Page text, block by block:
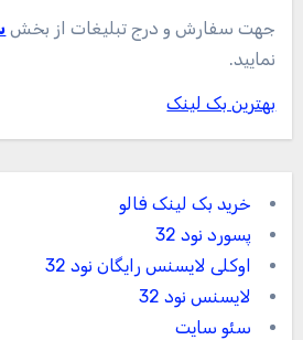
جهت سفارش و درج تبلیغات از بخش
نمایید.
بهترین بک لینک
خرید بک لینک فالو
پسورد نود 32
اوکلی لایسنس رایگان نود 32
لایسنس نود 32
سئو سایت